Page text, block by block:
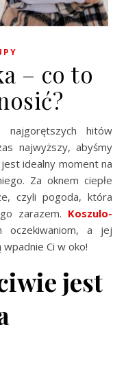
– co to
hitów
najwyższy, abyśmy
idealny moment na
Za oknem ciepłe
czyli pogoda, która
zarazem. Koszulo-
oczekiwaniom, a jej
Ci w oko!
jest